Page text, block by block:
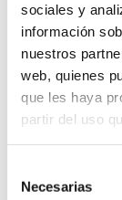
sociales y
información
nuestros
web, quienes
que les haya
partir del uso
Necesarias
Estas
no tendrán
contrario,
apreciarlas.
Ficha
Anchura: